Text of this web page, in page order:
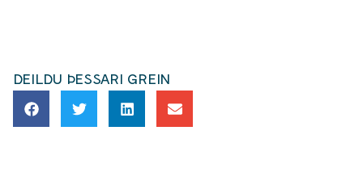
DEILDU ÞESSARI GREIN